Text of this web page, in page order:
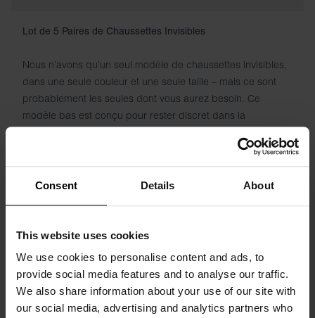
Consent Details About
This website uses cookies
We use cookies to personalise content and ads, to
provide social media features and to analyse our traffic.
We also share information about your use of our site with
our social media, advertising and analytics partners who
Lot de 5 Paires de Chaussettes Invisibles
Nous n’avons qu’un seul modèle de chaussettes invisibles,
dans une seule couleur et une seule taille – mais ce sont
probablement les seules dont vous aurez besoin. Ce
modèle bas est conçu pour rester discret dans la
journée. Le tissu élastique maintient parfaitement la
chaussette sans comprimer, tandis que le mélange de
coton et de polyamide apporte douceur et respirabilité du
Spécification
Guide des tailles